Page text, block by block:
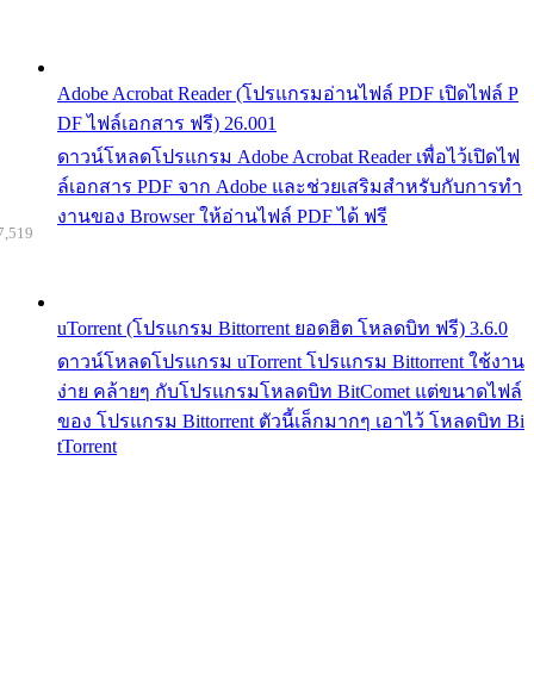
Adobe Acrobat Reader (โปรแกรมอ่านไฟล์ PDF เปิดไฟล์ P
DF ไฟล์เอกสาร ฟรี) 26.001
ดาวน์โหลดโปรแกรม Adobe Acrobat Reader เพื่อไว้เปิดไฟ
ล์เอกสาร PDF จาก Adobe และช่วยเสริมสำหรับกับการทำ
งานของ Browser ให้อ่านไฟล์ PDF ได้ ฟรี
uTorrent (โปรแกรม Bittorrent ยอดฮิต โหลดบิท ฟรี) 3.6.0
ดาวน์โหลดโปรแกรม uTorrent โปรแกรม Bittorrent ใช้งาน
ง่าย คล้ายๆ กับโปรแกรมโหลดบิท BitComet แต่ขนาดไฟล์
ของ โปรแกรม Bittorrent ตัวนี้เล็กมากๆ เอาไว้ โหลดบิท Bi
tTorrent